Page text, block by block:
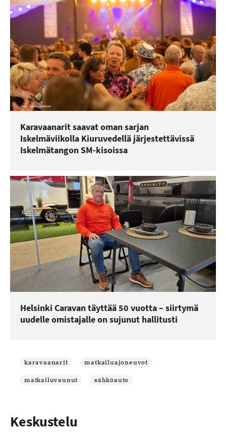
Karavaanarit saavat oman sarjan
Iskelmäviikolla Kiuruvedellä järjestettävissä
Iskelmätangon SM-kisoissa
Helsinki Caravan täyttää 50 vuotta – siirtymä
uudelle omistajalle on sujunut hallitusti
karavaanarit matkailuajoneuvot
matkailuvaunut sähköauto
Keskustelu